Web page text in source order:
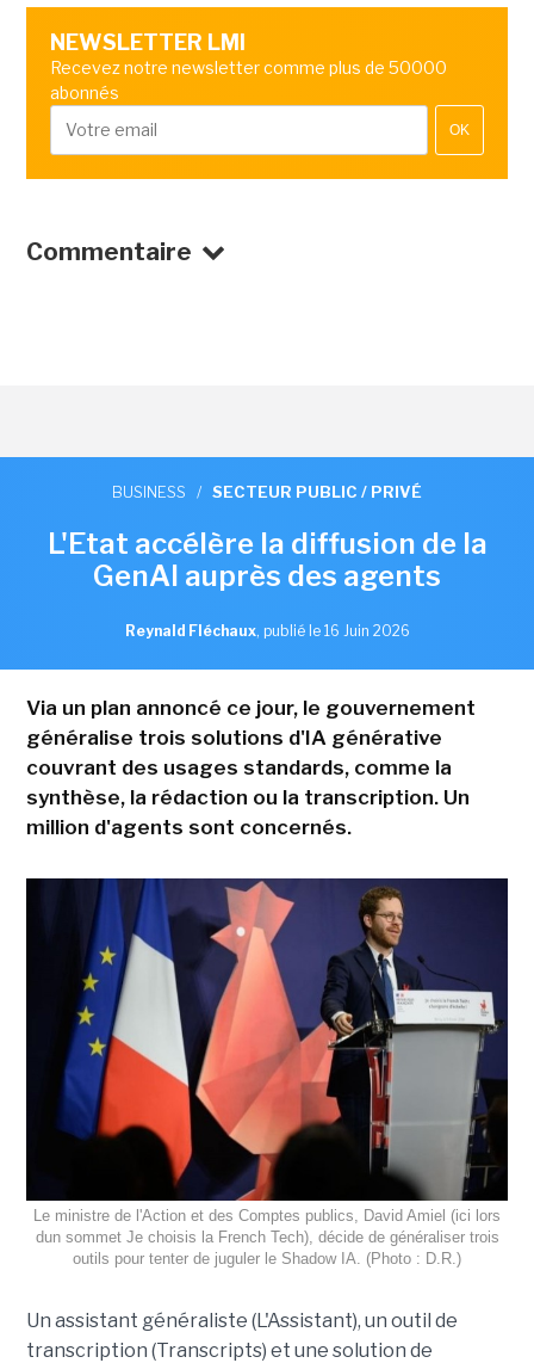
NEWSLETTER LMI
Recevez notre newsletter comme plus de 50000
abonnés
OK
Commentaire
BUSINESS / SECTEUR PUBLIC / PRIVÉ
L'Etat accélère la diffusion de la
GenAI auprès des agents
Reynald Fléchaux, publié le 16 Juin 2026
Via un plan annoncé ce jour, le gouvernement
généralise trois solutions d'IA générative
couvrant des usages standards, comme la
synthèse, la rédaction ou la transcription. Un
million d'agents sont concernés.
Le ministre de l'Action et des Comptes publics, David Amiel (ici lors
dun sommet Je choisis la French Tech), décide de généraliser trois
outils pour tenter de juguler le Shadow IA. (Photo : D.R.)
Un assistant généraliste (L'Assistant), un outil de
transcription (Transcripts) et une solution de